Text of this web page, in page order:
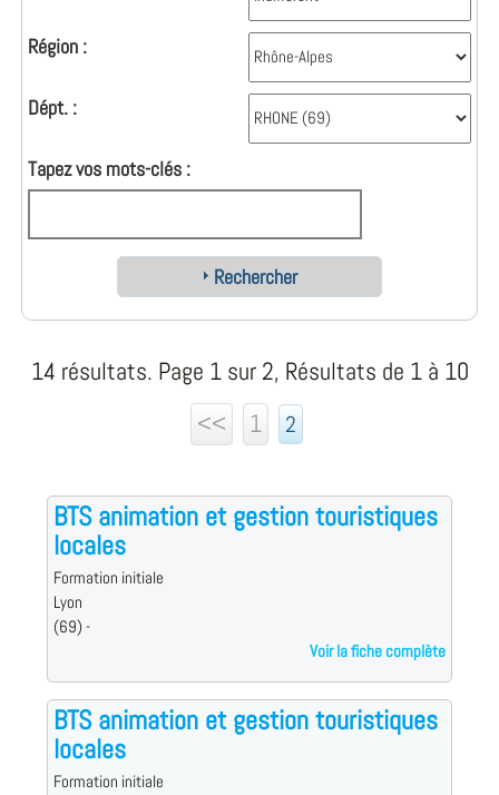
Région :
Dépt. :
Tapez vos mots-clés :
Rechercher
14 résultats. Page 1 sur 2, Résultats de 1 à 10
<<
1 2
BTS animation et gestion touristiques
locales
Formation initiale
Lyon
(69) -
Voir la fiche complète
BTS animation et gestion touristiques
locales
Formation initiale